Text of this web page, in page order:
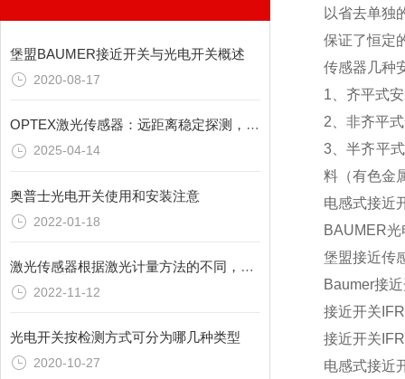
堡盟BAUMER接近开关与光电开关概述
2020-08-17
OPTEX激光传感器：远距离稳定探测，拓展应用范围
2025-04-14
奥普士光电开关使用和安装注意
2022-01-18
激光传感器根据激光计量方法的不同，可分为以下三种
2022-11-12
光电开关按检测方式可分为哪几种类型
2020-10-27
以省去单独
保证了恒定
传感器几种
1、齐平式
2、非齐平
3、半齐平
料（有色金
电感式接近
BAUMER
堡盟接近传
Baumer接
接近开关
接近开关
电感式接近